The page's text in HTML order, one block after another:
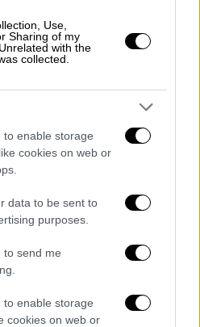
Use,
Sharing of my
with the
collected.
to enable storage
cookies on web or
data to be sent to
purposes.
to send me
to enable storage
cookies on web or
και ποιοι όχι από το
1,6 δισ. ευρώ που